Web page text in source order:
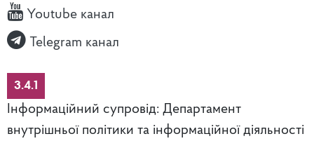
Youtube канал
Telegram канал
3.4.1
Інформаційний супровід: Департамент
внутрішньої політики та інформаційної діяльності